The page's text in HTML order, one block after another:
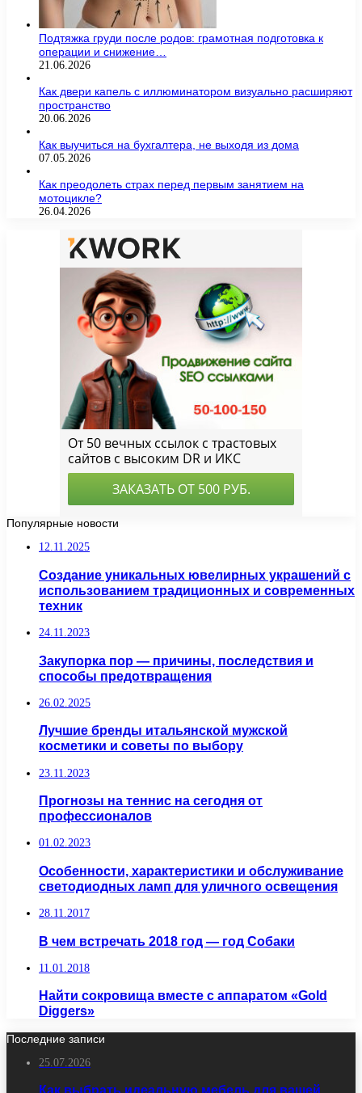
Подтяжка груди после родов: грамотная подготовка к
операции и снижение…
21.06.2026
Как двери капель с иллюминатором визуально расширяют
пространство
20.06.2026
Как выучиться на бухгалтера, не выходя из дома
07.05.2026
Как преодолеть страх перед первым занятием на
мотоцикле?
26.04.2026
Популярные новости
12.11.2025
Создание уникальных ювелирных украшений с
использованием традиционных и современных
техник
24.11.2023
Закупорка пор — причины, последствия и
способы предотвращения
26.02.2025
Лучшие бренды итальянской мужской
косметики и советы по выбору
23.11.2023
Прогнозы на теннис на сегодня от
профессионалов
01.02.2023
Особенности, характеристики и обслуживание
светодиодных ламп для уличного освещения
28.11.2017
В чем встречать 2018 год — год Собаки
11.01.2018
Найти сокровища вместе с аппаратом «Gold
Diggers»
Последние записи
25.07.2026
Как выбрать идеальную мебель для вашей